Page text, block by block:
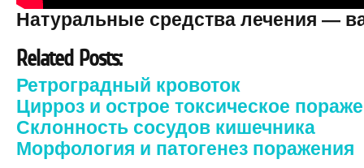
Натуральные средства лечения —
Related Posts:
Ретроградный кровоток
Цирроз и острое токсическое
Склонность сосудов кишечника
Морфология и патогенез поражения